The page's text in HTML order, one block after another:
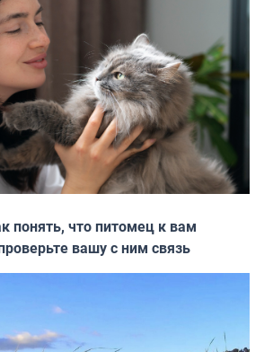
понять, что питомец к вам
вашу с ним связь